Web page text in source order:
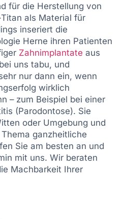
für die Herstellung von
als Material für
inseriert die
Herne ihren Patienten
Zahnimplantate aus
uns tabu, und
nur dann ein, wenn
wirklich
– zum Beispiel bei einer
(Parodontose). Sie
oder Umgebung und
ganzheitliche
Sie am besten an und
mit uns. Wir beraten
Machbarkeit Ihrer